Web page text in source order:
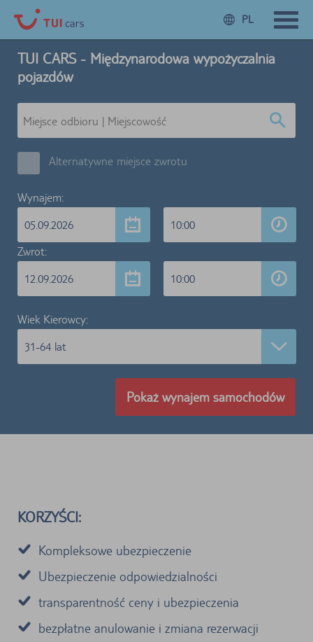
PL
TUI CARS - Międzynarodowa wypożyczalnia
pojazdów
Alternatywne miejsce zwrotu
Wynajem:
05.09.2026
10:00
Zwrot:
12.09.2026
10:00
Wiek Kierowcy:
31-64 lat
Pokaż wynajem samochodów
KORZYŚCI:
Kompleksowe ubezpieczenie
Ubezpieczenie odpowiedzialności
transparentność ceny i ubezpieczenia
bezpłatne anulowanie i zmiana rezerwacji